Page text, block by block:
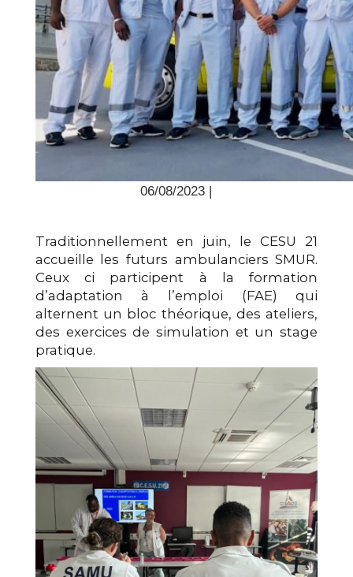
06/08/2023 |
Traditionnellement en juin, le CESU 21
accueille les futurs ambulanciers SMUR.
Ceux ci participent à la formation
d’adaptation à l’emploi (FAE) qui
alternent un bloc théorique, des ateliers,
des exercices de simulation et un stage
pratique.